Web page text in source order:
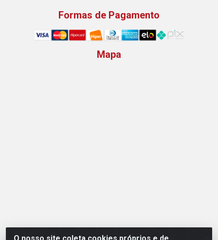
Formas de Pagamento
Mapa